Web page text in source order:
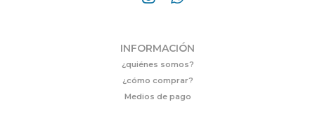
INFORMACIÓN
¿quiénes somos?
¿cómo comprar?
Medios de pago